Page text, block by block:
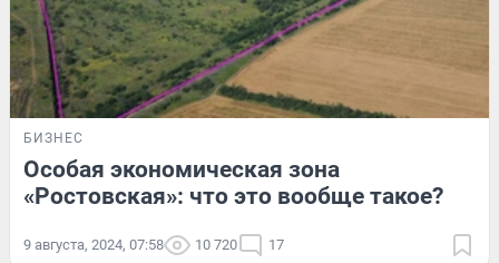
БИЗНЕС
Особая экономическая зона
«Ростовская»: что это вообще такое?
9 августа, 2024, 07:58 10 720 17